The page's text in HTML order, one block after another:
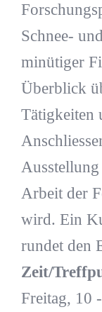
Schnee-
minütiger
Überblick
Tätigkeiten
Arbeit der
wird. Ein
rundet den
Zeit/
Freitag, 10